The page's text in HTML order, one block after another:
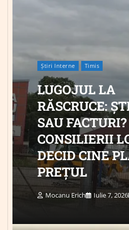
Știri Interne Timis
LUGOJUL LA
RĂSCRUCE:
SAU
CONSILIERII
DECID CINE
PREȚUL
Mocanu Erich Iulie 7, 2026